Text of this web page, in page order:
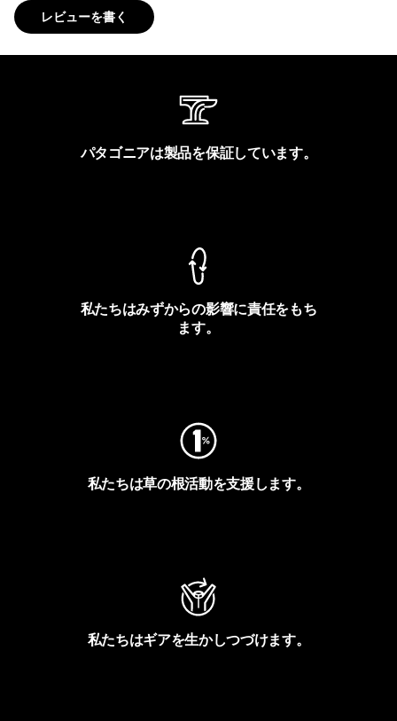
レビューを書く
パタゴニアは製品を保証しています。
私たちはみずからの影響に責任をもち
ます。
私たちは草の根活動を支援します。
私たちはギアを生かしつづけます。